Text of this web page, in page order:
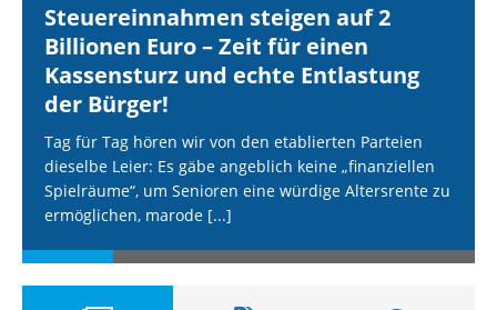
Steuereinnahmen steigen auf 2
Billionen Euro – Zeit für einen
Kassensturz und echte Entlastung
der Bürger!
Tag für Tag hören wir von den etablierten Parteien
dieselbe Leier: Es gäbe angeblich keine „finanziellen
Spielräume“, um Senioren eine würdige Altersrente zu
ermöglichen, marode [...]